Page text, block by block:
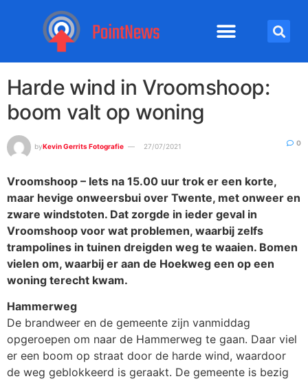
Harde wind in Vroomshoop:
boom valt op woning
byKevin Gerrits Fotografie 27/07/2021 0
Vroomshoop – Iets na 15.00 uur trok er een korte,
maar hevige onweersbui over Twente, met onweer en
zware windstoten. Dat zorgde in ieder geval in
Vroomshoop voor wat problemen, waarbij zelfs
trampolines in tuinen dreigden weg te waaien. Bomen
vielen om, waarbij er aan de Hoekweg een op een
woning terecht kwam.
Hammerweg
De brandweer en de gemeente zijn vanmiddag
opgeroepen om naar de Hammerweg te gaan. Daar viel
er een boom op straat door de harde wind, waardoor
de weg geblokkeerd is geraakt. De gemeente is bezig